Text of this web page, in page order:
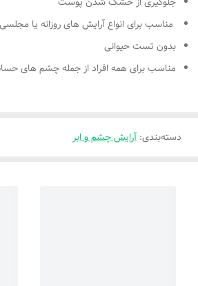
مناسب برای انواع آرایش های روزانه یا مجلسی
بدون تست حیوانی
مناسب برای همه افراد از جمله چشم های
دسته‌بندی: آرایش چشم و ابر